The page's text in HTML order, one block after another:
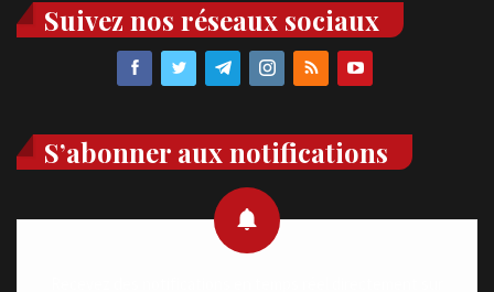
Suivez nos réseaux sociaux
S’abonner aux notifications